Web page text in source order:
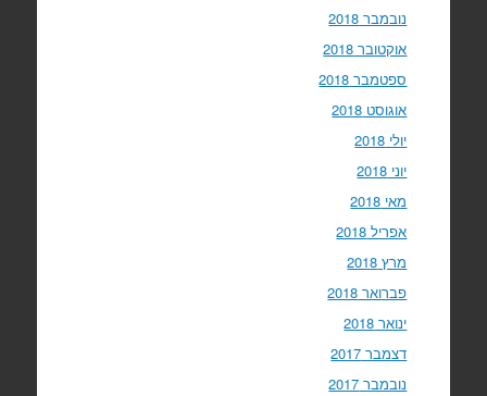
נובמבר 2018
אוקטובר 2018
ספטמבר 2018
אוגוסט 2018
יולי 2018
יוני 2018
מאי 2018
אפריל 2018
מרץ 2018
פברואר 2018
ינואר 2018
דצמבר 2017
נובמבר 2017